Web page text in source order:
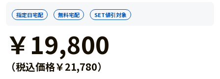
指定日宅配 無料宅配 SET値引対象
￥19,800
（税込価格￥21,780）